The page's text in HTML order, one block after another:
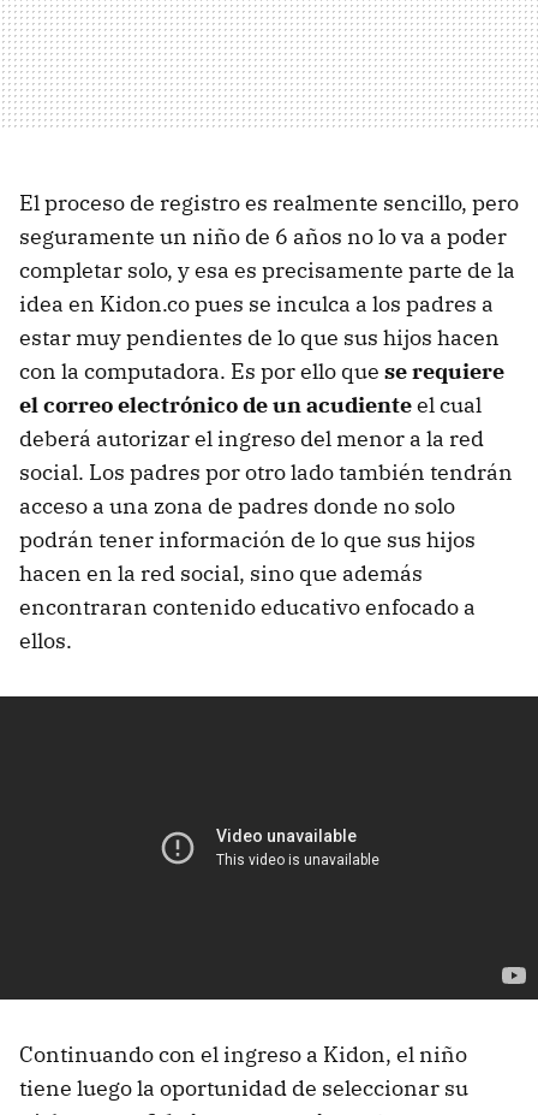
El proceso de registro es realmente sencillo, pero
seguramente un niño de 6 años no lo va a poder
completar solo, y esa es precisamente parte de la
idea en Kidon.co pues se inculca a los padres a
estar muy pendientes de lo que sus hijos hacen
con la computadora. Es por ello que se requiere
el correo electrónico de un acudienteel cual
deberá autorizar el ingreso del menor a la red
social. Los padres por otro lado también tendrán
acceso a una zona de padres donde no solo
podrán tener información de lo que sus hijos
hacen en la red social, sino que además
encontraran contenido educativo enfocado a
ellos.
Continuando con el ingreso a Kidon, el niño
tiene luego la oportunidad de seleccionar su